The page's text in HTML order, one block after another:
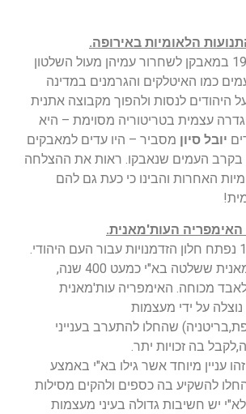
במהלך המאה ה-19 במאבקן לשחרור עמיהן מעול השלטון
כמו האיטלקים והגרמנים במדינה
היהודים לנסות ולהפוך מקבוצה אתנית
עצמית בטריטוריה מסוימת – היא
יובל סיון מסביר – היו עדים למאבקים
בקרב העמים שנאבקו. ראות את ההצלחה
האחרות והבינו כי כעת גם להם
בסוף המאה ה-19 נפתח חלון הזדמנויות עבור העם היהודי.
האימפריה העות'מאנית ששלטה בא"י כמעט 400 שנה,
מכוחה. האימפריה עות'מאנית
על ידי מעצמות
שהחלו להתערב בענייני
בה זכויות יתר.
זהו עניין מיוחד אשר גילו בא"י באמצע
19 ואף החלו להשקיע בה כספים ולהקים מסילות
יש חשיבות גדולה בעיני מעצמות